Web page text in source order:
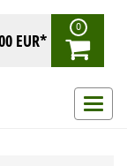
EUR*
0
ein-/